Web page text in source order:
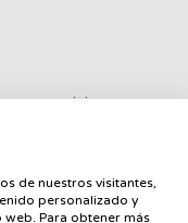
para viajes
el Philips
de nuestros visitantes,
personalizado y
Para obtener más